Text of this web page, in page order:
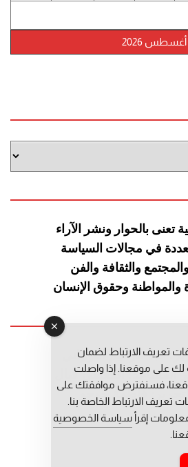
أغسطس 2026
تعنى بالحوار ونشر الآراء
في مجالات السياسة
والثقافة والفن
والمواطنة وحقوق الإنسان
عبد الرحيم التوراني
المساعد: المعطي قبال
فاطمة حوحو
تعريف الارتباط لضمان
على موقعنا. إذا واصلت
فسنفترض موافقتك على
تعريف الارتباط الخاصة بنا.
إقرأ سياسة الخصوصية